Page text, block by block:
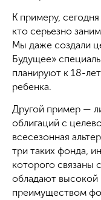
К примеру,
кто серьезно
Мы даже создали
Будущее»
планируют к 18-
ребенка.
Другой пример —
облигаций с
всесезонная
три таких фонда,
которого связаны
обладают высокой
преимуществом